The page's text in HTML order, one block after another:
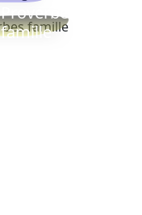
Proverbes
famille